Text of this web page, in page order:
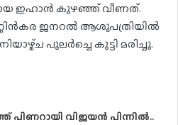
ഇഹാൻ കുഴഞ്ഞ് വീണത്.
ജനറൽ ആശുപത്രിയിൽ
പുലർച്ചെ കുട്ടി മരിച്ചു.
പിണറായി വിജയന്‍ പിന്നില്‍..